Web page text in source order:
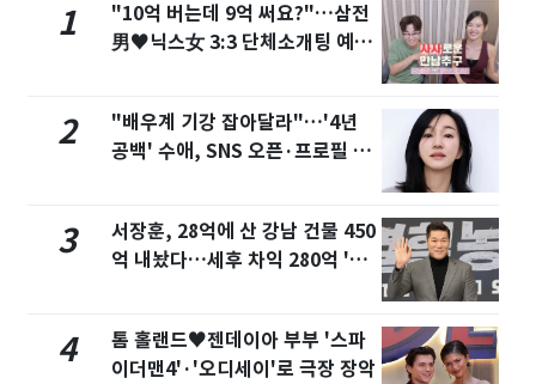
1
"10억 버는데 9억 써요?"…삼전
男♥닉스女 3:3 단체소개팅 예능
2
"배우계 기강 잡아달라"…'4년
공백' 수애, SNS 오픈·프로필 공
3
서장훈, 28억에 산 강남 건물 450
억 내놨다…세후 차익 280억 '잭
4
톰 홀랜드♥젠데이아 부부 '스파
이더맨4'·'오디세이'로 극장 장악